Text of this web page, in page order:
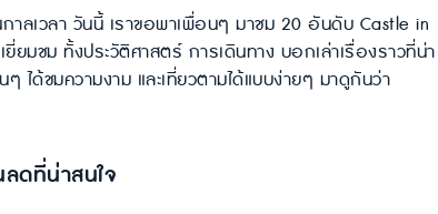
ลเวลา วันนี้ เราขอพาเพื่อนๆ มาชม 20 อันดับ Castle in
มชม ทั้งประวัติศาสตร์ การเดินทาง บอกเล่าเรื่องราวที่น่า
ได้ชมความงาม และเที่ยวตามได้แบบง่ายๆ มาดูกันว่า
ดที่น่าสนใจ